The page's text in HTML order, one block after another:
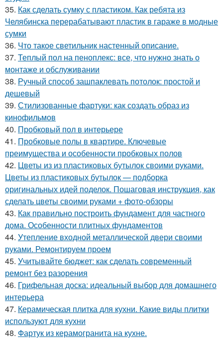
35. Как сделать сумку с пластиком. Как ребята из
Челябинска перерабатывают пластик в гараже в модные
сумки
36. Что такое светильник настенный описание.
37. Теплый пол на пеноплекс: все, что нужно знать о
монтаже и обслуживании
38. Ручный способ зашпаклевать потолок: простой и
дешевый
39. Стилизованные фартуки: как создать образ из
кинофильмов
40. Пробковый пол в интерьере
41. Пробковые полы в квартире. Ключевые
преимущества и особенности пробковых полов
42. Цветы из из пластиковых бутылок своими руками.
Цветы из пластиковых бутылок — подборка
оригинальных идей поделок. Пошаговая инструкция, как
сделать цветы своими руками + фото-обзоры
43. Как правильно построить фундамент для частного
дома. Особенности плитных фундаментов
44. Утепление входной металлической двери своими
руками. Ремонтируем проем
45. Учитывайте бюджет: как сделать современный
ремонт без разорения
46. Грифельная доска: идеальный выбор для домашнего
интерьера
47. Керамическая плитка для кухни. Какие виды плитки
используют для кухни
48. Фартук из керамогранита на кухне.